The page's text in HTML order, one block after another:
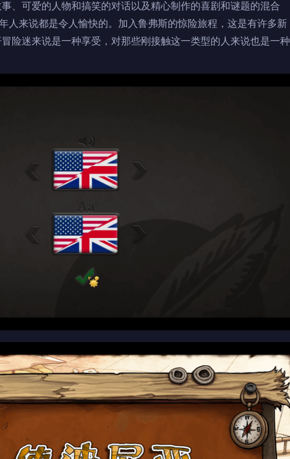
、可爱的人物和搞笑的对话以及精心制作的喜剧和谜题的混合
人来说都是令人愉快的。加入鲁弗斯的惊险旅程，这是有许多新
险迷来说是一种享受，对那些刚接触这一类型的人来说也是一种